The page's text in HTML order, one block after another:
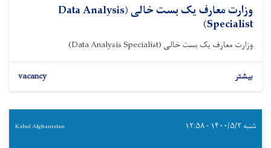
وزارت معارف یک بست خالی (Data Analysis
Specialist)
وزارت معارف یک بست خالی (Data Analysis Specialist)
بیشتر vacancy
شنبه ۱۴۰۰/۵/۲ - ۱۲:۵۸ Kabul Afghanistan